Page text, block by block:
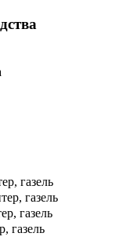
газель
газель
газель
газель